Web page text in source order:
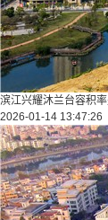
滨江兴耀沐兰台容积
2026-01-14 13:47:26